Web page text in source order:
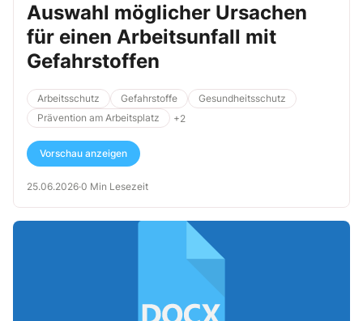
Auswahl möglicher Ursachen
für einen Arbeitsunfall mit
Gefahrstoffen
Arbeitsschutz Gefahrstoffe
Gesundheitsschutz
Prävention am Arbeitsplatz
+2
Vorschau anzeigen
25.06.2026·0 Min Lesezeit